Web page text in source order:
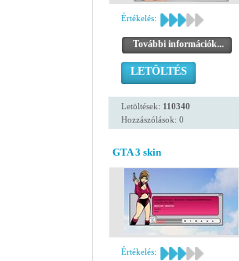
Értékelés:
További információk...
LETÖLTÉS
Letöltések: 110340
Hozzászólások: 0
GTA 3 skin
Értékelés: